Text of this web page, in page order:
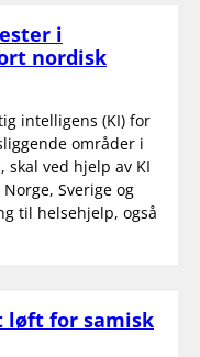
i
nordisk
intelligens (KI) for
områder i
skal ved hjelp av KI
Sverige og
til helsehjelp, også
løft for samisk